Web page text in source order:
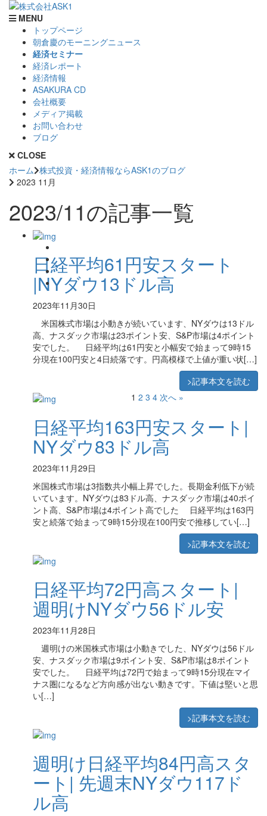
MENU
トップページ
朝倉慶のモーニングニュース
経済セミナー
経済レポート
経済情報
ASAKURA CD
会社概要
メディア掲載
お問い合わせ
ブログ
CLOSE
ホーム 株式投資・経済情報ならASK1のブログ
2023 11月
2023/11の記事一覧
日経平均61円安スタート
|NYダウ13ドル高
2023年11月30日
米国株式市場は小動きが続いています、NYダウは13ドル
高、ナスダック市場は23ポイント安、S&P市場は4ポイント
安でした。 日経平均は61円安と小幅安で始まって9時15
分現在100円安と4日続落です。円高模様で上値が重い状[…]
>記事本文を読む
日経平均163円安スタート|
NYダウ83ドル高
2023年11月29日
米国株式市場は3指数共小幅上昇でした。長期金利低下が続
いています。NYダウは83ドル高、ナスダック市場は40ポイ
ント高、S&P市場は4ポイント高でした 日経平均は163円
安と続落で始まって9時15分現在100円安で推移してい[…]
>記事本文を読む
日経平均72円高スタート|
週明けNYダウ56ドル安
2023年11月28日
週明けの米国株式市場は小動きでした、NYダウは56ドル
安、ナスダック市場は9ポイント安、S&P市場は8ポイント
安でした。 日経平均は72円で始まって9時15分現在マイ
ナス圏になるなど方向感が出ない動きです。下値は堅いと思
い[…]
>記事本文を読む
週明け日経平均84円高スタ
ート| 先週末NYダウ117ド
ル高
1 2 3 4 次へ »